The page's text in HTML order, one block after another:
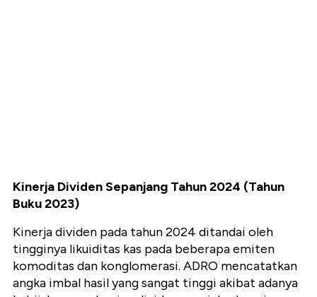
Kinerja Dividen Sepanjang Tahun 2024 (Tahun
Buku 2023)
Kinerja dividen pada tahun 2024 ditandai oleh
tingginya likuiditas kas pada beberapa emiten
komoditas dan konglomerasi. ADRO mencatatkan
angka imbal hasil yang sangat tinggi akibat adanya